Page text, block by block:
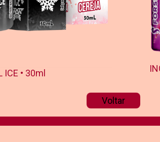
ICE • 30ml
Voltar